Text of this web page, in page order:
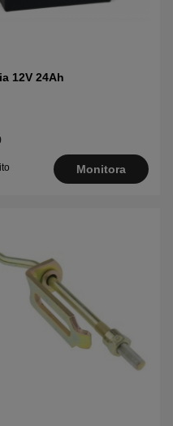
12V 24Ah
Monitora